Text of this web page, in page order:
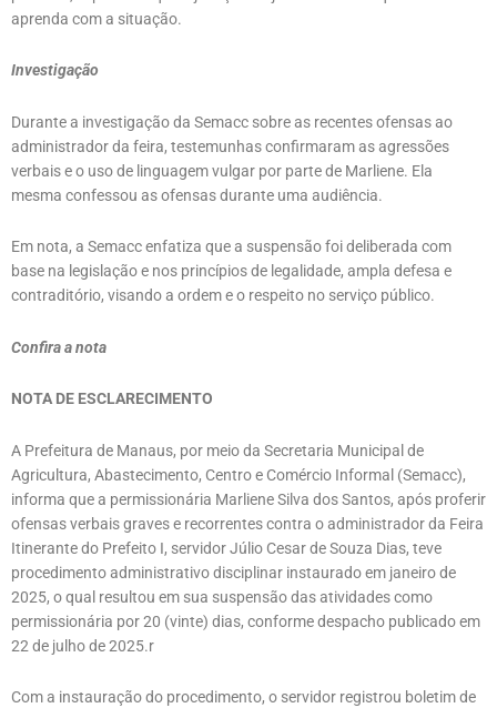
aprenda com a situação.
Investigação
Durante a investigação da Semacc sobre as recentes ofensas ao
administrador da feira, testemunhas confirmaram as agressões
verbais e o uso de linguagem vulgar por parte de Marliene. Ela
mesma confessou as ofensas durante uma audiência.
Em nota, a Semacc enfatiza que a suspensão foi deliberada com
base na legislação e nos princípios de legalidade, ampla defesa e
contraditório, visando a ordem e o respeito no serviço público.
Confira a nota
NOTA DE ESCLARECIMENTO
A Prefeitura de Manaus, por meio da Secretaria Municipal de
Agricultura, Abastecimento, Centro e Comércio Informal (Semacc),
informa que a permissionária Marliene Silva dos Santos, após proferir
ofensas verbais graves e recorrentes contra o administrador da Feira
Itinerante do Prefeito I, servidor Júlio Cesar de Souza Dias, teve
procedimento administrativo disciplinar instaurado em janeiro de
2025, o qual resultou em sua suspensão das atividades como
permissionária por 20 (vinte) dias, conforme despacho publicado em
22 de julho de 2025.r
Com a instauração do procedimento, o servidor registrou boletim de